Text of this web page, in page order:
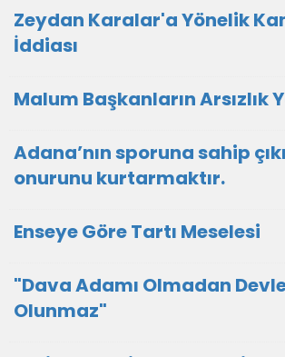
Zeydan Karalar'a Yönelik
İddiası
Malum Başkanların Arsızlık
Adana’nın sporuna sahip
onurunu kurtarmaktır.
Enseye Göre Tartı Meselesi
"Dava Adamı Olmadan
Olunmaz"